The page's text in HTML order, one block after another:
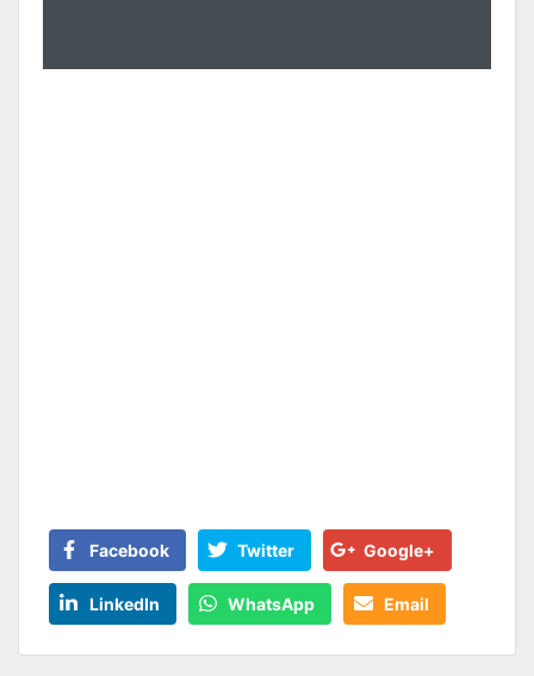
Facebook Twitter Google+
LinkedIn WhatsApp Email